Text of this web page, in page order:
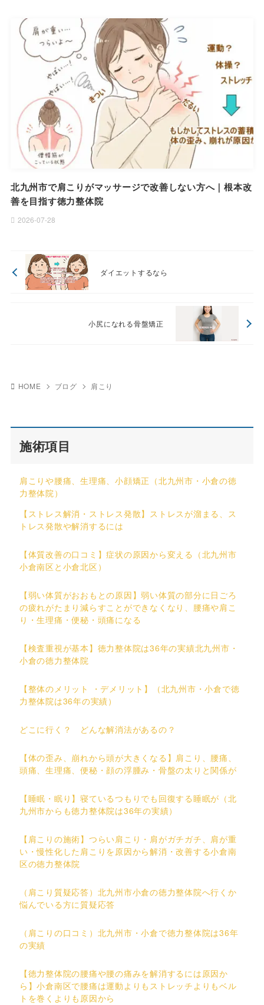
北九州市で肩こりがマッサージで改善しない方へ｜根本改
善を目指す徳力整体院
2026-07-28
ダイエットするなら
小尻になれる骨盤矯正
HOME ブログ 肩こり
施術項目
肩こりや腰痛、生理痛、小顔矯正（北九州市・小倉の徳
力整体院）
【ストレス解消・ストレス発散】ストレスが溜まる、ス
トレス発散や解消するには
【体質改善の口コミ】症状の原因から変える（北九州市
小倉南区と小倉北区）
【弱い体質がおおもとの原因】弱い体質の部分に日ごろ
の疲れがたまり減らすことができなくなり、腰痛や肩こ
り・生理痛・便秘・頭痛になる
【検査重視が基本】徳力整体院は36年の実績北九州市・
小倉の徳力整体院
【整体のメリット ・デメリット】（北九州市・小倉で徳
力整体院は36年の実績）
どこに行く？ どんな解消法があるの？
【体の歪み、崩れから頭が大きくなる】肩こり、腰痛、
頭痛、生理痛、便秘・顔の浮腫み・骨盤の太りと関係が
【睡眠・眠り】寝ているつもりでも回復する睡眠が（北
九州市からも徳力整体院は36年の実績）
【肩こりの施術】つらい肩こり・肩がガチガチ、肩が重
い・慢性化した肩こりを原因から解消・改善する小倉南
区の徳力整体院
（肩こり質疑応答）北九州市小倉の徳力整体院へ行くか
悩んでいる方に質疑応答
（肩こりの口コミ）北九州市・小倉で徳力整体院は36年
の実績
【徳力整体院の腰痛や腰の痛みを解消するには原因か
ら】小倉南区で腰痛は運動よりもストレッチよりもベル
トを巻くよりも原因から